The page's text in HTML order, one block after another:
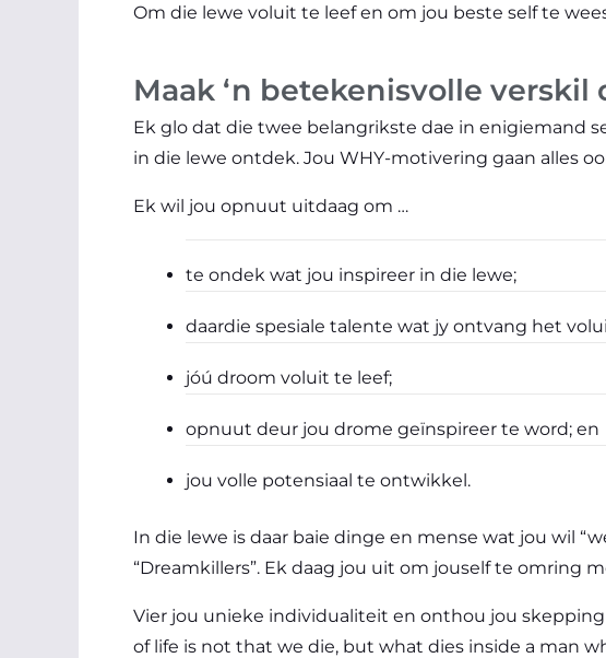
Om die lewe voluit te leef en om jou beste selfte
Maak ‘n betekenisvolle
Ek glo dat die twee belangrikste dae in enigiemand
in die lewe ontdek. Jou WHY-motivering gaan alles
Ek wil jou opnuut uitdaag om …
te ondek wat jou inspireer in die lewe;
daardie spesiale talente wat jy ontvang het
jóú droom voluit te leef;
opnuut deur jou drome geïnspireer te word; en
jou volle potensiaal te ontwikkel.
In die lewe is daar baie dinge en mense wat jou wil
“Dreamkillers”. Ek daag jou uit om jouself te omring
Vier jou unieke individualiteit en onthou jou
of life is not that we die, but what dies inside a man